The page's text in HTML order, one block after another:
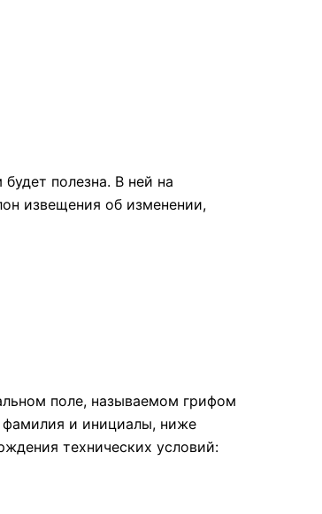
полезна. В ней на
извещения об изменении,
поле, называемом грифом
фамилия и инициалы, ниже
технических условий: